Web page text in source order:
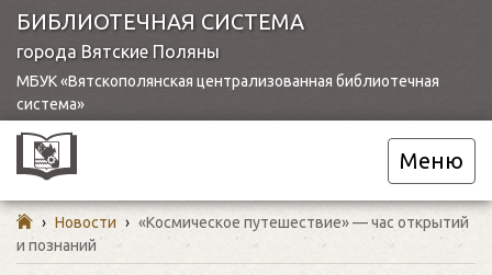
БИБЛИОТЕЧНАЯ СИСТЕМА
города Вятские Поляны
МБУК «Вятскополянская централизованная библиотечная
система»
Меню
› Новости › «Космическое путешествие» — час открытий
и познаний